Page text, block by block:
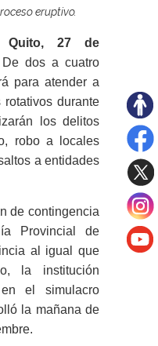
eruptivo.
Quito, 27 de
dos a cuatro
para atender a
rotativos durante
los delitos
robo a locales
a entidades
de contingencia
Provincial de
al igual que
la institución
en el simulacro
la mañana de